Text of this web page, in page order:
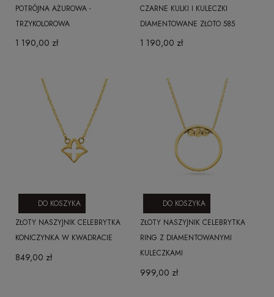
POTRÓJNA AŻUROWA -
TRZYKOLOROWA
1 190,00 zł
CZARNE KULKI I KULECZKI
DIAMENTOWANE ZŁOTO 585
1 190,00 zł
ZŁOTY NASZYJNIK CELEBRYTKA
KONICZYNKA W KWADRACIE
849,00 zł
DO KOSZYKA
ZŁOTY NASZYJNIK CELEBRYTKA
RING Z DIAMENTOWANYMI
KULECZKAMI
999,00 zł
DO KOSZYKA